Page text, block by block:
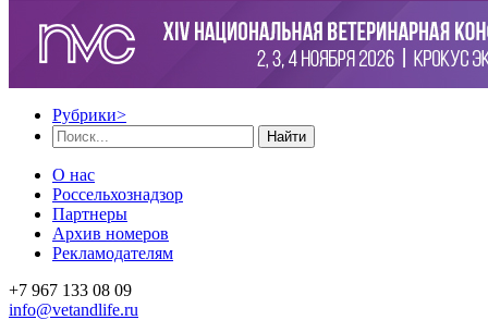
Рубрики>
Найти
О нас
Россельхознадзор
Партнеры
Архив номеров
Рекламодателям
+7 967 133 08 09
info@vetandlife.ru